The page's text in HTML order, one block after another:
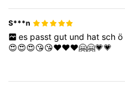
S***n
es passt gut und hat sch ö
😍😍😍😘😘❤❤❤🤗🤗💗💗